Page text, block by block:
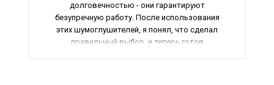
долговечностью - они гарантируют
безупречную работу. После использования
этих шумоглушителей, я понял, что сделал
правильный выбор, и теперь готов